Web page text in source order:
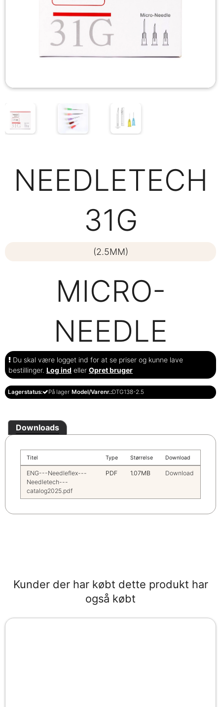
NEEDLETECH
31G
(2.5MM)
MICRO-
NEEDLE
Du skal være logget ind for at se priser og kunne lave
bestillinger. Log ind eller Opret bruger
Lagerstatus: På lager Model/Varenr.:DTG138-2.5
Downloads
Titel Type Størrelse Download
ENG---Needleflex---
Needletech---
catalog2025.pdf
PDF 1.07MB Download
Kunder der har købt dette produkt har
også købt